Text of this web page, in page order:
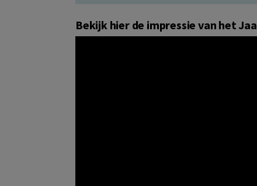
Bekijk hier de impressie van het